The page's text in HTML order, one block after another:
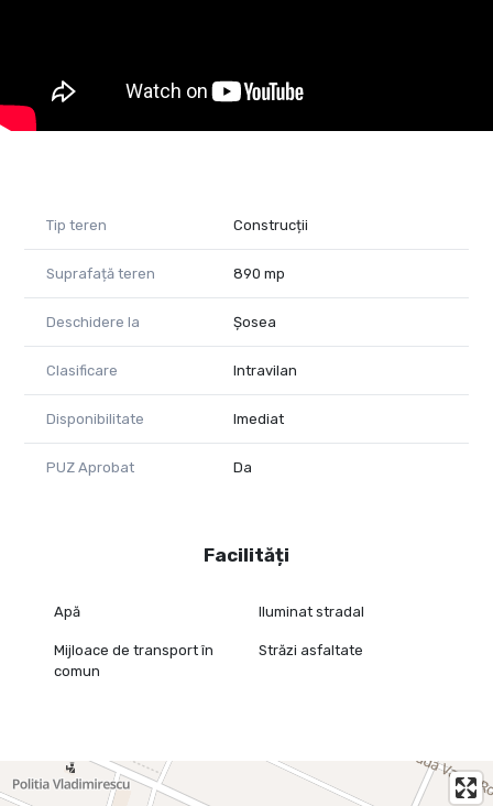
Telefon: +40 767 103 967
Email: adina.bacis@propertylab.ro
Tip teren Construcții
Suprafață teren 890 mp
Deschidere la Șosea
Clasificare Intravilan
Disponibilitate Imediat
PUZ Aprobat Da
Facilități
Apă Iluminat stradal
Mijloace de transport în
comun
Străzi asfaltate